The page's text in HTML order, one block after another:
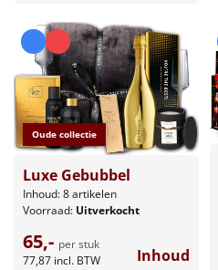
Oude collectie
Luxe Gebubbel
Inhoud: 8 artikelen
Voorraad: Uitverkocht
65,- per stuk
77,87 incl. BTW Inhoud